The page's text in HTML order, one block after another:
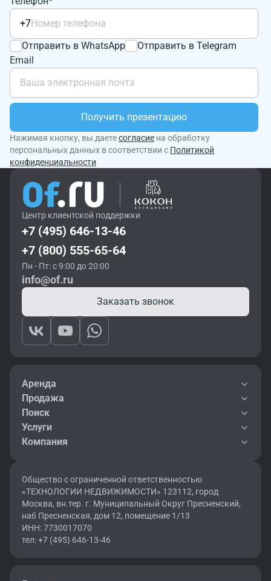
+7
Отправить в WhatsApp
Отправить в Telegram
Email
Получить презентацию
Нажимая кнопку, вы даетесогласие на обработку
персональных данных в соответствии с Политикой
конфиденциальности
Центр клиентской поддержки
+7 (495) 646-13-46
+7 (800) 555-65-64
Пн - Пт: с 9:00 до 20:00
info@of.ru
Заказать звонок
Аренда
Продажа
Поиск
Услуги
Компания
Общество с ограниченной ответственностью
«ТЕХНОЛОГИИ НЕДВИЖИМОСТИ» 123112, город
Москва, вн.тер. г. Муниципальный Округ Пресненский,
наб Пресненская, дом 12, помещение 1/13
ИНН: 7730017070
тел: +7 (495) 646-13-46